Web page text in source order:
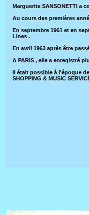
Marguerite SANSONETTI a
Au cours des premières
En septembre 1961 et en
Lines .
En avril 1963 après être
A PARIS , elle a enregistré
Il était possible à l'époque
SHOPPING & MUSIC